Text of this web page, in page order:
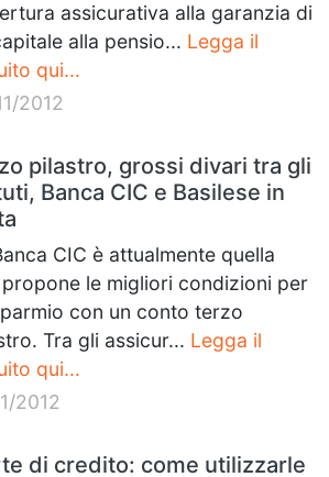
assicurativa alla garanzia di
alla pensio... Legga il
qui...
2012
pilastro, grossi divari tra gli
Banca CIC e Basilese in
CIC è attualmente quella
le migliori condizioni per
con un conto terzo
Tra gli assicur... Legga il
qui...
2012
di credito: come utilizzarle